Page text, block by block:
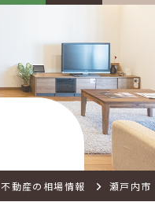
お客様の声
みんなの不動産小話
中古リフォーム事例
店舗紹介
スタッフ紹介
不動産の相場情報 瀬戸内市